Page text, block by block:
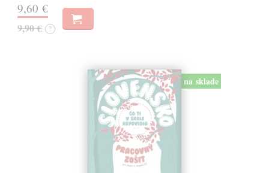
9,60 €
9,90 € ?
na sklade